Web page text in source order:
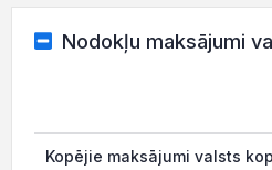
Nodokļu maksājumi
Kopējie maksājumi valsts